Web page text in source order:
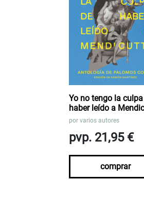
Yo no tengo la
haber leído a
por varios autores
pvp. 21,95 €
comprar